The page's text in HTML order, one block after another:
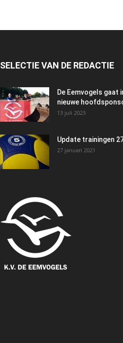
SELECTIE VAN DE REDACTIE
De Eemvogels gaat
nieuwe
13 juli 2023
Update trainingen
27 januari 2021